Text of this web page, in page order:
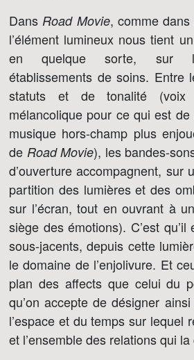
Dans Road Movie, comme dans
l’élément lumineux nous tient
en quelque sorte, sur
établissements de soins. Entre
statuts et de tonalité (voix
mélancolique pour ce qui est de
musique hors-champ plus
de Road Movie), les bandes-
d’ouverture accompagnent, sur
partition des lumières et des
sur l’écran, tout en ouvrant à
siège des émotions). C’est
sous-jacents, depuis cette
le domaine de l’enjolivure. Et
plan des affects que celui du
qu’on accepte de désigner
l’espace et du temps sur lequel
et l’ensemble des relations qui